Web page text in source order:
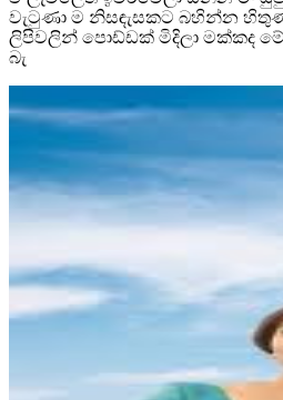
වැටුණා ම නිසඳැසකට බහින්න
ලිපිවලින් පොඩ්ඩක් මිදිලා මක්කද
බැ